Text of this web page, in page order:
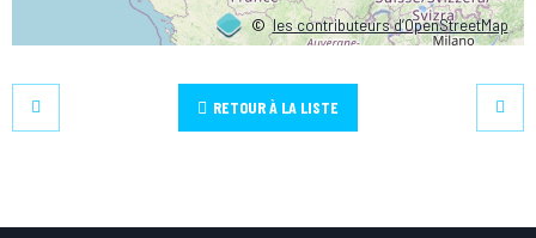
©les contributeurs d’OpenStreetMap
RETOUR À LA LISTE